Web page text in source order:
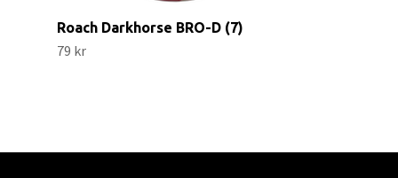
Roach Darkhorse BRO-D (7)
79 kr